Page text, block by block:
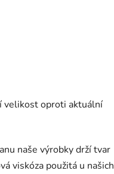
velikost oproti aktuální
naše výrobky drží tvar
viskóza použitá u našich